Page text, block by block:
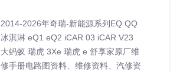
2014-2026年奇瑞-新能源系列EQ QQ
冰淇淋 eQ1 eQ2 iCAR 03 iCAR V23
大蚂蚁 瑞虎 3Xe 瑞虎 e 舒享家原厂维
修手册电路图资料、维修资料、汽修资